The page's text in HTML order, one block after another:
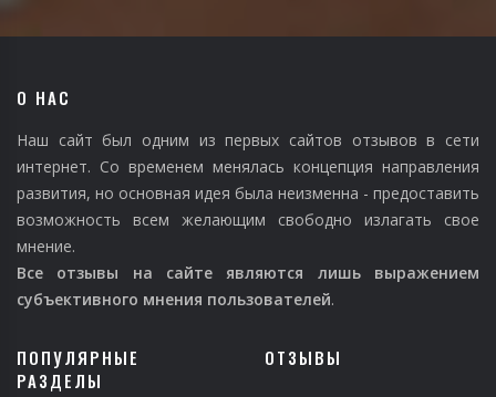
О НАС
Наш сайт был одним из первых сайтов отзывов в сети
интернет. Со временем менялась концепция направления
развития, но основная идея была неизменна - предоставить
возможность всем желающим свободно излагать свое
мнение.
Все отзывы на сайте являются лишь выражением
субъективного мнения пользователей.
ПОПУЛЯРНЫЕ
РАЗДЕЛЫ
ОТЗЫВЫ